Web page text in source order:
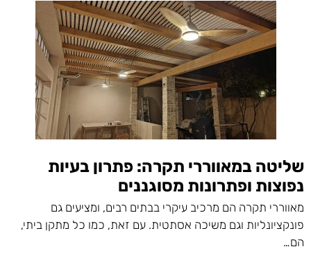
שליטה במאווררי תקרה: פתרון בעיות
נפוצות ופתרונות מסוגננים
מאווררי תקרה הם מרכיב עיקרי בבתים רבים, ומציעים גם
פונקציונליות וגם משיכה אסתטית. עם זאת, כמו כל מתקן ביתי,
הם…